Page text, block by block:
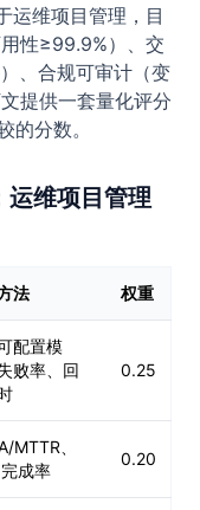
运维项目管理，目
性≥99.9%）、交
、合规可审计（变
提供一套量化评分
的分数。
运维项目管理
法 权重
配置模
败率、回
0.25
MTTR、
成率
0.20